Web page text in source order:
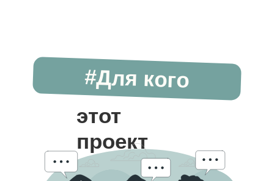
этот
проект
#Для кого